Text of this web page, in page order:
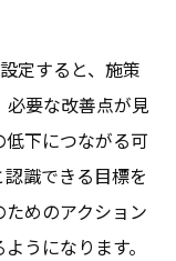
定すると、施策
要な改善点が見
下につながる可
識できる目標を
めのアクション
うになります。